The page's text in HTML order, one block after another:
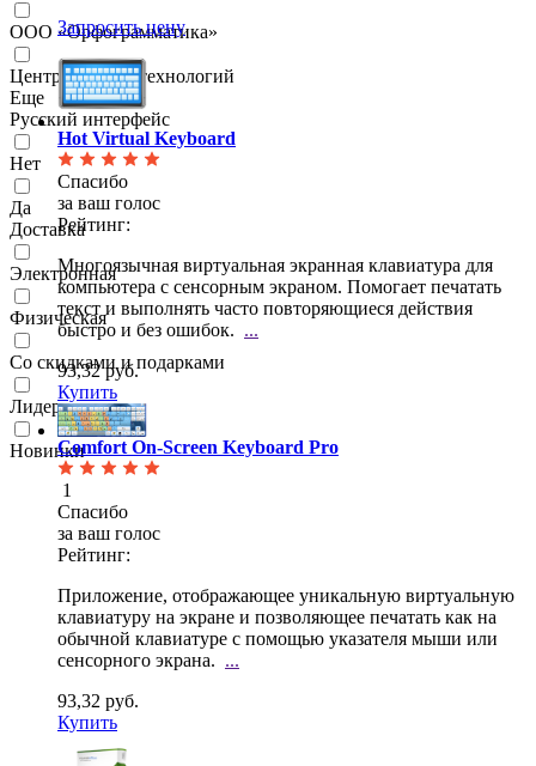
ООО «Орфограмматика»
Центр речевых технологий
Еще
Русский интерфейс
Нет
Да
Доставка
Электронная
Физическая
Со скидками и подарками
Лидеры продаж
Новинки
Запросить цену
Hot Virtual Keyboard
Спасибо
за ваш голос
Рейтинг:
Многоязычная виртуальная экранная клавиатура для
компьютера с сенсорным экраном. Помогает печатать
текст и выполнять часто повторяющиеся действия
быстро и без ошибок. ...
93,32 руб.
Купить
Comfort On-Screen Keyboard Pro
1
Спасибо
за ваш голос
Рейтинг:
Приложение, отображающее уникальную виртуальную
клавиатуру на экране и позволяющее печатать как на
обычной клавиатуре с помощью указателя мыши или
сенсорного экрана. ...
93,32 руб.
Купить